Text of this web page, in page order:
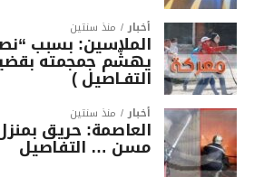
أخبار منذ سنتين
الملاسين: بسبب
يهشّم جمجمته
التفـاصيل )
أخبار منذ سنتين
العاصمة: حريق
مسن … التفاصيل